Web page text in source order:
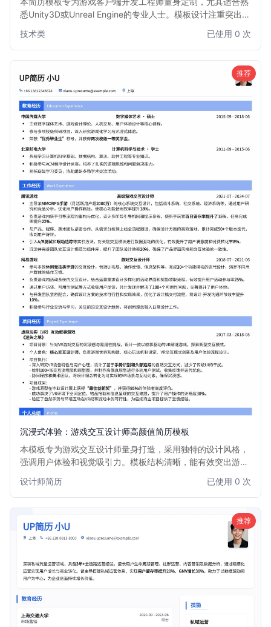
悉Unity3D或Unreal Engine的专业人士。模板设计注重突出技
在帮助求职者快速吸引招聘官的注意，展现其在游戏开发领域
的核心竞争力。无论是资深开发者还是经验丰富的工程师，都
技术类 已使用 0 次
推荐
沉浸式体验：游戏交互设计师高颜值简历模板
本模板专为游戏交互设计师量身打造，采用独特的设计风格，
强调用户体验和视觉吸引力。模板结构清晰，能有效突出游戏
出，获得心仪的游戏行业职位。适用于对用户体验、游戏心理
学有深入理解的设计师。
设计师简历 已使用 0 次
推荐